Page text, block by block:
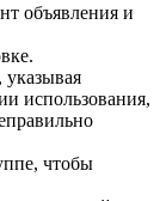
объявления и
указывая
использования,
чтобы